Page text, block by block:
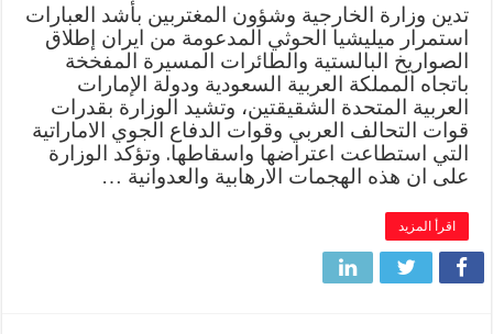
تدين وزارة الخارجية وشؤون المغتربين بأشد العبارات
استمرار ميليشيا الحوثي المدعومة من ايران إطلاق
الصواريخ البالستية والطائرات المسيرة المفخخة
باتجاه المملكة العربية السعودية ودولة الإمارات
العربية المتحدة الشقيقتين، وتشيد الوزارة بقدرات
قوات التحالف العربي وقوات الدفاع الجوي الاماراتية
التي استطاعت اعتراضها واسقاطها. وتؤكد الوزارة
على ان هذه الهجمات الارهابية والعدوانية …
اقرأ المزيد